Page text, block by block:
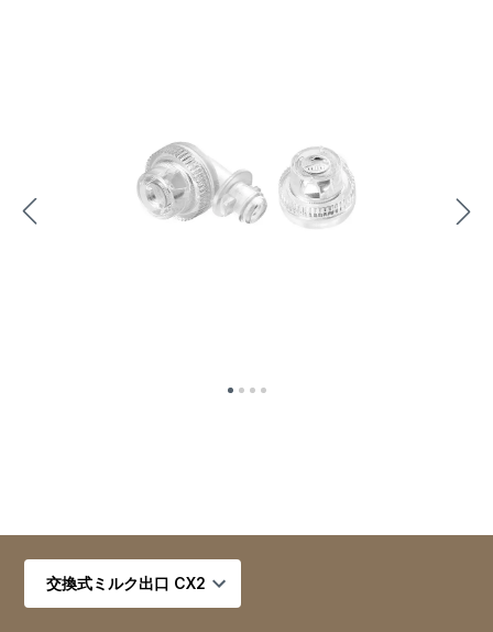
バリエーションを選択